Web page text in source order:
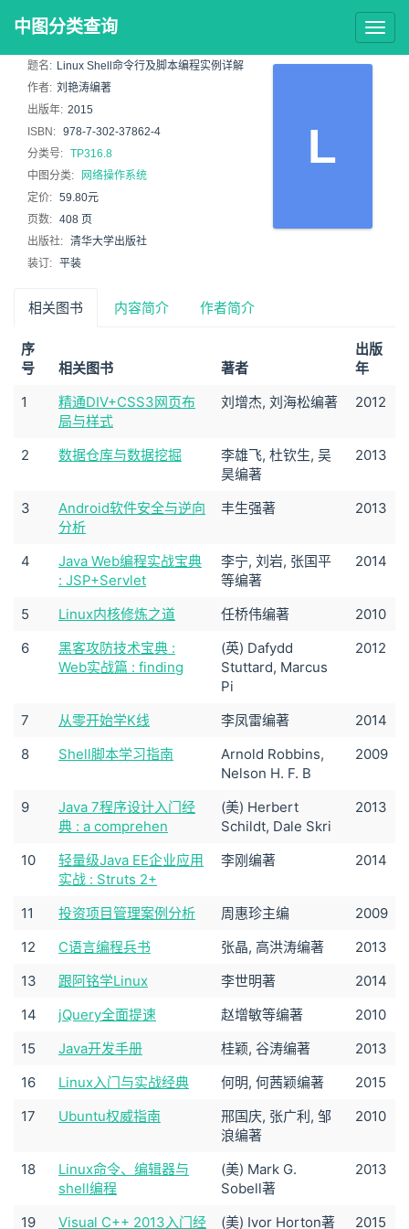
中图分类查询
L
题名: Linux Shell命令行及脚本编程实例详解
作者: 刘艳涛编著
出版年: 2015
ISBN: 978-7-302-37862-4
分类号: TP316.8
中图分类:
网络操作系统
定价: 59.80元
页数: 408 页
出版社: 清华大学出版社
装订: 平装
相关图书 内容简介 作者简介
序
号
相关图书 著者
出版
年
1
精通DIV+CSS3网页布
局与样式
刘增杰, 刘海松编著 2012
2 数据仓库与数据挖掘
李雄飞, 杜钦生, 吴
昊编著
2013
3
Android软件安全与逆向
分析
丰生强著 2013
4
Java Web编程实战宝典
: JSP+Servlet
李宁, 刘岩, 张国平
等编著
2014
5 Linux内核修炼之道 任桥伟编著
2010
6
黑客攻防技术宝典 :
Web实战篇 : finding
(英) Dafydd
Stuttard, Marcus
Pi
2012
7 从零开始学K线 李凤雷编著
2014
8
Shell脚本学习指南
Arnold Robbins,
Nelson H. F. B
2009
9
Java 7程序设计入门经
典 : a comprehen
(美) Herbert
Schildt, Dale Skri
2013
10
轻量级Java EE企业应用
实战 : Struts 2+
李刚编著 2014
11 投资项目管理案例分析 周惠珍主编
2009
12
C语言编程兵书 张晶, 高洪涛编著
2013
13
跟阿铭学Linux 李世明著
2014
14
jQuery全面提速 赵增敏等编著
2010
15
Java开发手册 桂颖, 谷涛编著
2013
16
Linux入门与实战经典 何明, 何茜颖编著
2015
17
Ubuntu权威指南
邢国庆, 张广利, 邹
浪编著
2010
18
Linux命令、编辑器与
shell编程
(美) Mark G.
Sobell著
2013
19 Visual C++ 2013入门经 (美) Ivor Horton著 2015